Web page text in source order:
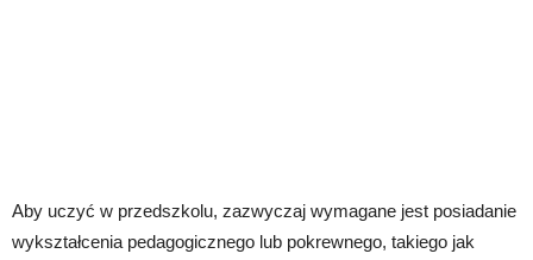
Aby uczyć w przedszkolu, zazwyczaj wymagane jest posiadanie
wykształcenia pedagogicznego lub pokrewnego, takiego jak